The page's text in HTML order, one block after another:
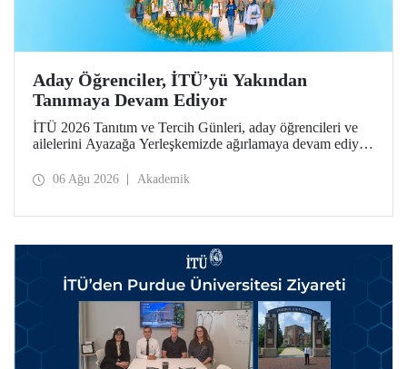
Aday Öğrenciler, İTÜ’yü Yakından
Tanımaya Devam Ediyor
İTÜ 2026 Tanıtım ve Tercih Günleri, aday öğrencileri ve
ailelerini Ayazağa Yerleşkemizde ağırlamaya devam ediyor.
ilgili fakülte ve birimler adaylara bilgi vermeye devam
06 Ağu 2026 Akademik